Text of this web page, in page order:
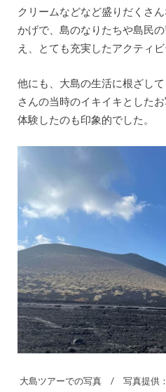
クリームなどなど盛りだくさ
かげで、島のなりたちや島民
え、とても充実したアクティビ
他にも、大島の生活に根ざし
さんの当時のイキイキとした
体験したのも印象的でした。
大島ツアーでの写真 / 写真提供